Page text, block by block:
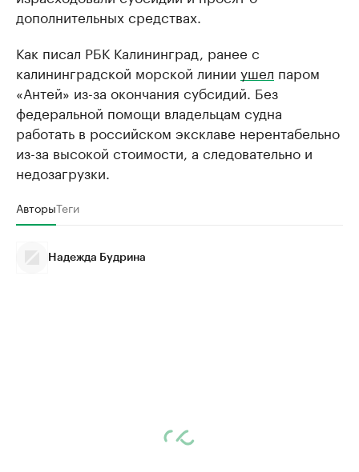
дополнительных средствах.
Как писал РБК Калининград, ранее с
калининградской морской линии ушел паром
«Антей» из-за окончания субсидий. Без
федеральной помощи владельцам судна
работать в российском эксклаве нерентабельно
из-за высокой стоимости, а следовательно и
недозагрузки.
АвторыТеги
Надежда Будрина